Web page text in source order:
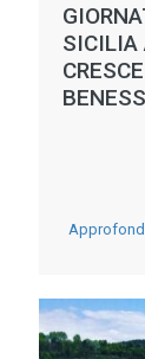
SICILIA